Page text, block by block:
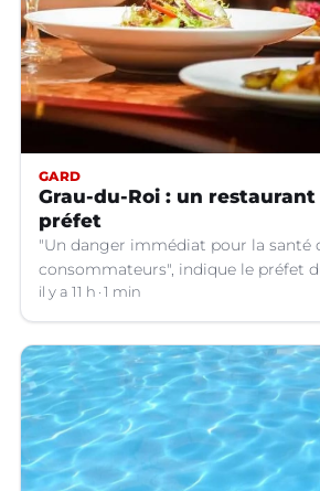
GARD
Grau-du-Roi : un
préfet
"Un danger immédiat pour la santé
consommateurs", indique le préfet
il y a 11 h 1 min